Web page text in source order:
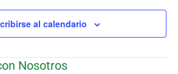
al calendario
Nosotros